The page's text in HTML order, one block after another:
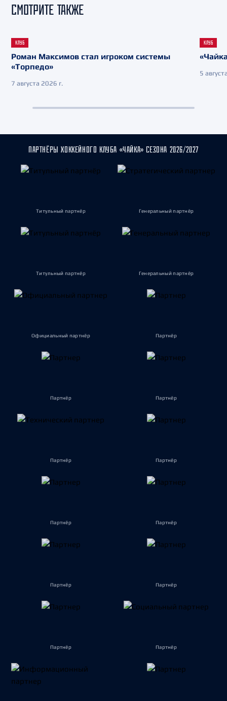
СМОТРИТЕ ТАКЖЕ
КЛУБ
Роман Максимов стал игроком системы
«Торпедо»
7 августа 2026 г.
КЛУБ
5
ПАРТНЁРЫ ХОККЕЙНОГО КЛУБА «ЧАЙКА» СЕЗОНА 2026/2027
Титульный партнёр Генеральный партнёр
Титульный партнёр Генеральный партнёр
Официальный партнёр Партнёр
Партнёр Партнёр
Партнёр Партнёр
Партнёр Партнёр
Партнёр Партнёр
Партнёр Партнёр